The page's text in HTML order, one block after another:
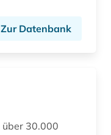
Zur Datenbank
30.000